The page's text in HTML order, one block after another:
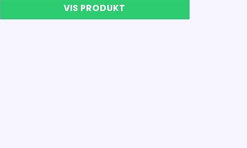
VIS PRODUKT